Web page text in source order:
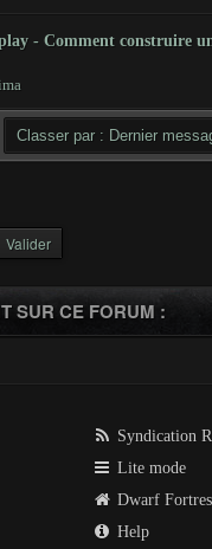
- Comment construire
SUR CE FORUM :
Syndication
Lite mode
Dwarf
Help